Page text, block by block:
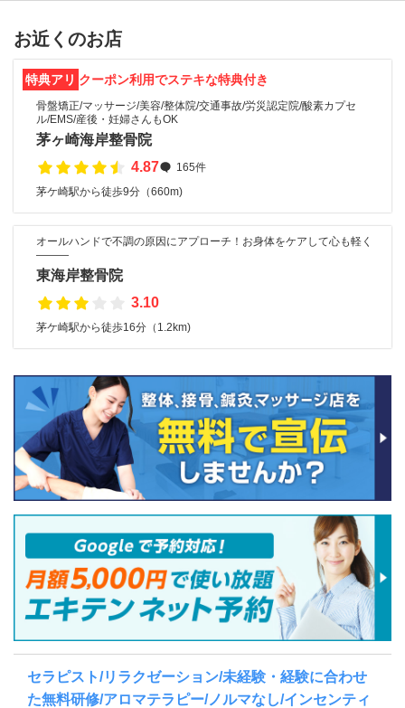
お近くのお店
特典アリ クーポン利用でステキな特典付き
骨盤矯正/マッサージ/美容/整体院/交通事故/労災認定院/酸素カプセ
ル/EMS/産後・妊婦さんもOK
茅ヶ崎海岸整骨院
4.87
165件
茅ケ崎駅から徒歩9分（660m)
オールハンドで不調の原因にアプローチ！お身体をケアして心も軽く
―――
東海岸整骨院
3.10
茅ケ崎駅から徒歩16分（1.2km)
セラピスト/リラクゼーション/未経験・経験に合わせ
た無料研修/アロマテラピー/ノルマなし/インセンティ